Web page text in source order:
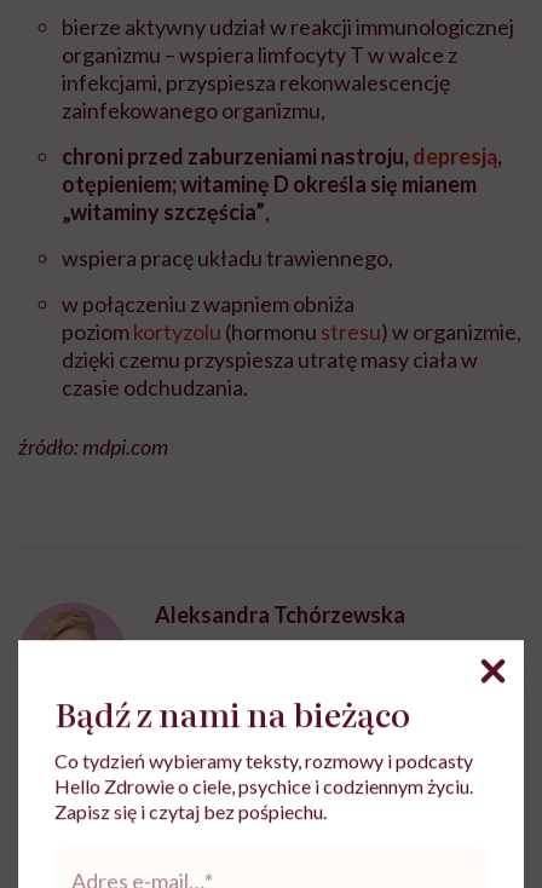
bierze aktywny udział w reakcji immunologicznej
organizmu –wspiera limfocyty T w walce z
infekcjami, przyspiesza rekonwalescencję
zainfekowanego organizmu,
chroni przed zaburzeniami nastroju, depresją,
otępieniem; witaminę D określa się mianem
„witaminy szczęścia”,
wspiera pracę układu trawiennego,
w połączeniu z wapniem obniża
poziomkortyzolu (hormonu stresu) w organizmie,
dzięki czemu przyspiesza utratę masy ciała w
czasie odchudzania.
źródło: mdpi.com
Aleksandra Tchórzewska
Wierzy, że słowa mają moc
Bądź z nami na bieżąco
Co tydzień wybieramy teksty, rozmowy i podcasty
Hello Zdrowie o ciele, psychice i codziennym życiu.
Zapisz się i czytaj bez pośpiechu.